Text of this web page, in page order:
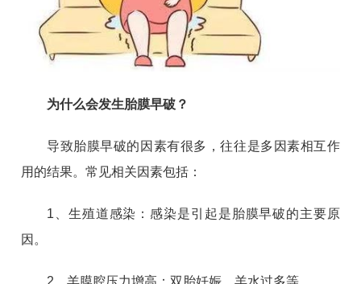
为什么会发生胎膜早破？
导致胎膜早破的因素有很多，往往是多因素相互作
用的结果。常见相关因素包括：
1、生殖道感染：感染是引起是胎膜早破的主要原
因。
2、羊膜腔压力增高：双胎妊娠、羊水过多等。